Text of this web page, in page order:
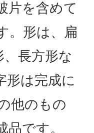
片を含めて
。形は、扁
長方形な
形は完成に
他のもの
です。